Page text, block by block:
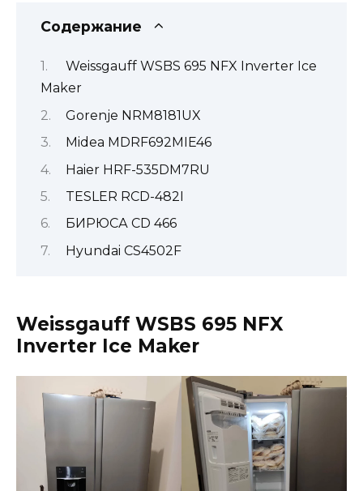
Содержание
Weissgauff WSBS 695 NFX Inverter Ice
Maker
Gorenje NRM8181UX
Midea MDRF692MIE46
Haier HRF-535DM7RU
TESLER RCD-482I
БИРЮСА CD 466
Hyundai CS4502F
Weissgauff WSBS 695 NFX
Inverter Ice Maker